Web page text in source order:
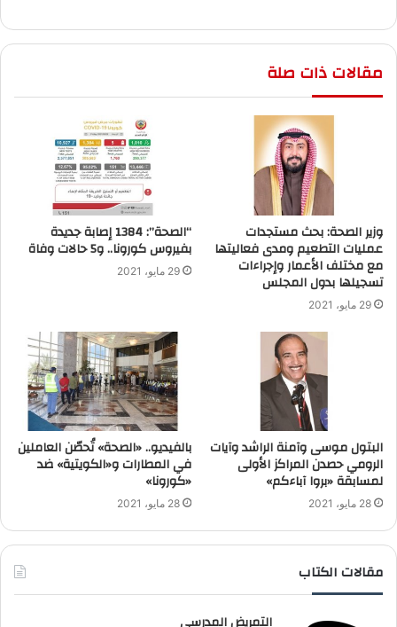
مقالات ذات صلة
وزير الصحة: بحث مستجدات
عمليات التطعيم ومدى فعاليتها
مع مختلف الأعمار وإجراءات
تسجيلها بدول المجلس
29 مايو، 2021
“الصحة”: 1384 إصابة جديدة
بفيروس كورونا.. و5 حالات وفاة
29 مايو، 2021
البتول موسى وآمنة الراشد وآيات
الرومي حصدن المراكز الأولى
لمسابقة «بروا آباءكم»
28 مايو، 2021
بالفيديو.. «الصحة» تُحصّن العاملين
في المطارات و«الكويتية» ضد
«كورونا»
28 مايو، 2021
مقالات الكتاب